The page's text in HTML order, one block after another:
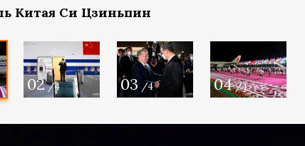
Китая Си Цзиньпин
02 /4 03 /4 04 /4